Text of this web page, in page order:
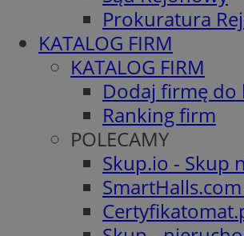
Prokuratura
KATALOG FIRM
KATALOG FIRM
Dodaj firmę do
Ranking firm
POLECAMY
Skup.io - Skup